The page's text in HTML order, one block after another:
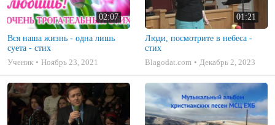
02:07
Вся наша жизнь - одна лишь
суета - стих
Ученик
Ноябрь 23, 2021
01:21
Люди, посмотрите в небеса -
стих
Blagodat.com
Декабрь 2, 2023